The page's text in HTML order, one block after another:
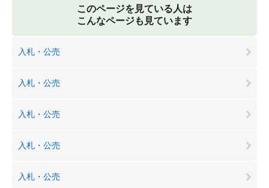
このページを見ている人は
こんなページも見ています
入札・公売
入札・公売
入札・公売
入札・公売
入札・公売